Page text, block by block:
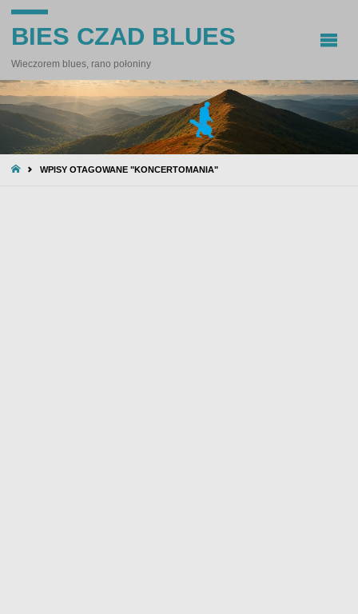
BIES CZAD BLUES
Wieczorem blues, rano połoniny
STRONA
WPISY OTAGOWANE "KONCERTOMANIA"